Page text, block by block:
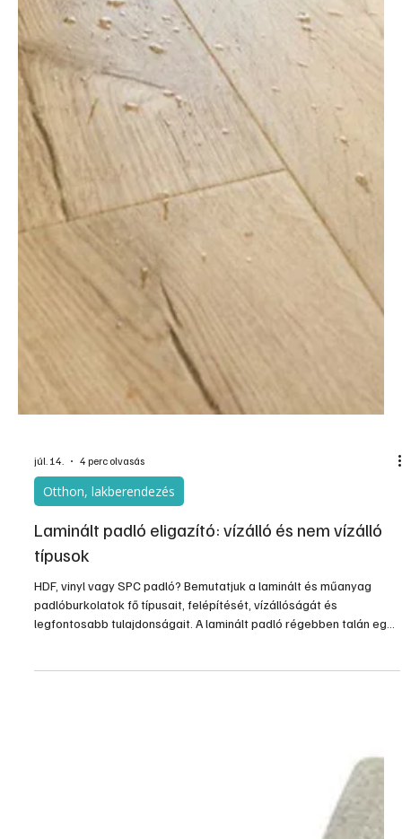
Tekercses vinyl padlók: egyre divatosabbak
A tekercses vinyl padló vízálló, tartós és sokféle mintázatban
elérhető burkolat. Bemutatjuk előnyeit, felhasználását és
fektetésének fontos szabályait. A tekercses vinyl, más néven PVC
padló az évek során újra és újra bebizonyítja, hogy helye van a mai
modern lakberendezésben is. A műanyag padlóburkolatok a mai
otthonok sokoldalú, vízálló és tartós elemei, amelyek a klasszikus
fa- és kőmintázatoktól a modern geometriai formákig széles
skálán mozognak. Kiválóan alkalmazhatók